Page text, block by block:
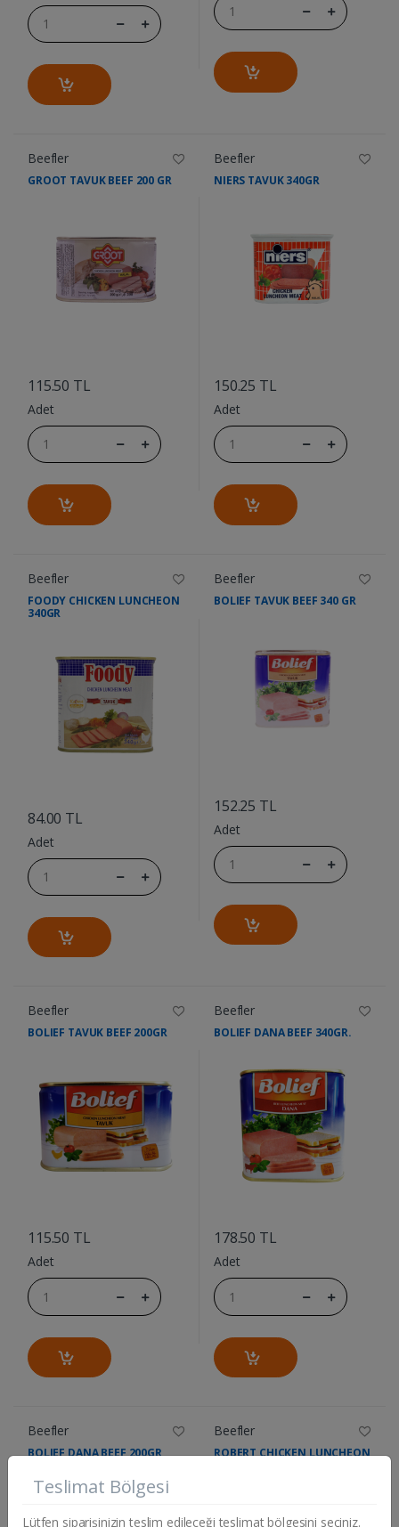
Beefler
GROOT TAVUK BEEF 200 GR
115.50 TL
Adet
Beefler
NIERS TAVUK 340GR
150.25 TL
Adet
Beefler
FOODY CHICKEN LUNCHEON
340GR
84.00 TL
Adet
Beefler
BOLIEF TAVUK BEEF 340 GR
152.25 TL
Adet
Beefler
BOLIEF TAVUK BEEF 200GR
115.50 TL
Adet
Beefler
BOLIEF DANA BEEF 340GR.
178.50 TL
Adet
Beefler
BOLIEF DANA BEEF 200GR
Beefler
ROBERT CHICKEN LUNCHEON
Teslimat Bölgesi
Lütfen siparişinizin teslim edileceği teslimat bölgesini seçiniz.